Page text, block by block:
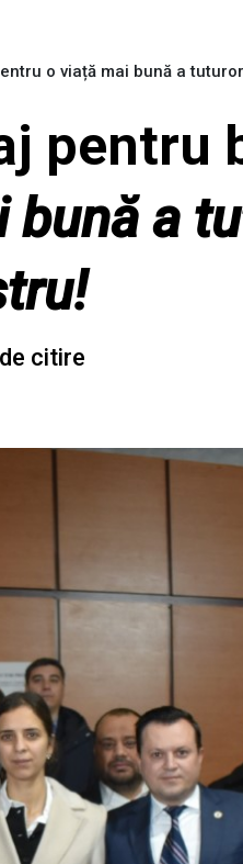
o viață mai bună a
pentru
bună a
citire